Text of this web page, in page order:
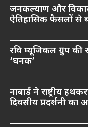
जनकल्याण और
ऐतिहासिक फैसलों से
रवि म्यूजिकल ग्रुप
‘घनक’
नाबार्ड ने राष्ट्रीय
दिवसीय प्रदर्शनी का